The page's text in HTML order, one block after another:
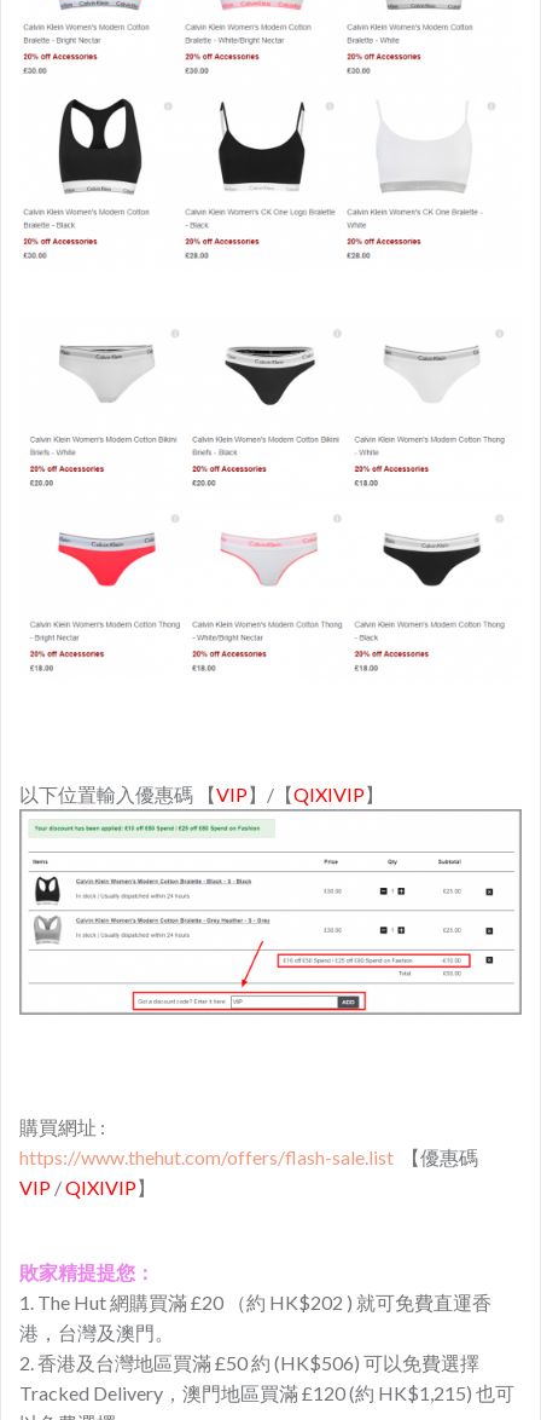
以下位置輸入優惠碼 【VIP】/【QIXIVIP】
購買網址 :
https://www.thehut.com/offers/flash-sale.list 【優惠碼
VIP /QIXIVIP】
敗家精提提您：
1. The Hut 網購買滿 £20 （約 HK$202 ) 就可免費直運香
港，台灣及澳門。
2. 香港及台灣地區買滿 £50 約 (HK$506) 可以免費選擇
Tracked Delivery，澳門地區買滿 £120 (約 HK$1,215) 也可